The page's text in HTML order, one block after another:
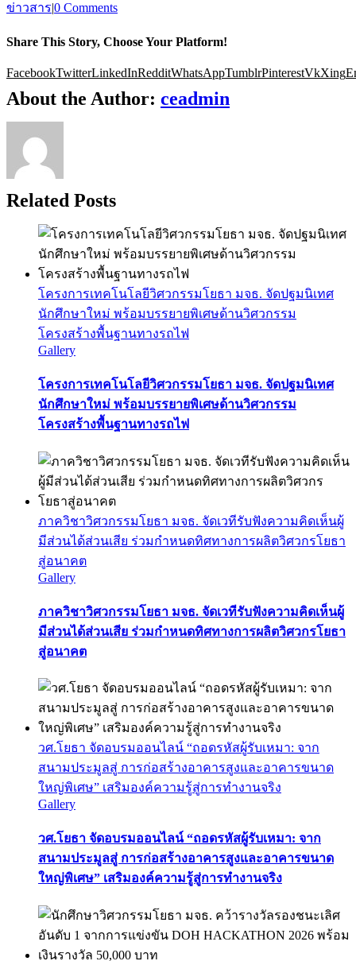
ข่าวสาร|0 Comments
Share This Story, Choose Your Platform!
FacebookTwitterLinkedInRedditWhatsAppTumblrPinterestVkXing
About the Author: ceadmin
Related Posts
โครงการเทคโนโลยีวิศวกรรมโยธา มจธ. จัดปฐมนิเทศ
นักศึกษาใหม่ พร้อมบรรยายพิเศษด้านวิศวกรรม
โครงสร้างพื้นฐานทางรถไฟ
Gallery
โครงการเทคโนโลยีวิศวกรรมโยธา มจธ. จัดปฐมนิเทศ
นักศึกษาใหม่ พร้อมบรรยายพิเศษด้านวิศวกรรม
โครงสร้างพื้นฐานทางรถไฟ
ภาควิชาวิศวกรรมโยธา มจธ. จัดเวทีรับฟังความคิดเห็นผู้
มีส่วนได้ส่วนเสีย ร่วมกำหนดทิศทางการผลิตวิศวกรโยธา
สู่อนาคต
Gallery
ภาควิชาวิศวกรรมโยธา มจธ. จัดเวทีรับฟังความคิดเห็นผู้
มีส่วนได้ส่วนเสีย ร่วมกำหนดทิศทางการผลิตวิศวกรโยธา
สู่อนาคต
วศ.โยธา จัดอบรมออนไลน์ “ถอดรหัสผู้รับเหมา: จาก
สนามประมูลสู่ การก่อสร้างอาคารสูงและอาคารขนาด
ใหญ่พิเศษ” เสริมองค์ความรู้สู่การทำงานจริง
Gallery
วศ.โยธา จัดอบรมออนไลน์ “ถอดรหัสผู้รับเหมา: จาก
สนามประมูลสู่ การก่อสร้างอาคารสูงและอาคารขนาด
ใหญ่พิเศษ” เสริมองค์ความรู้สู่การทำงานจริง